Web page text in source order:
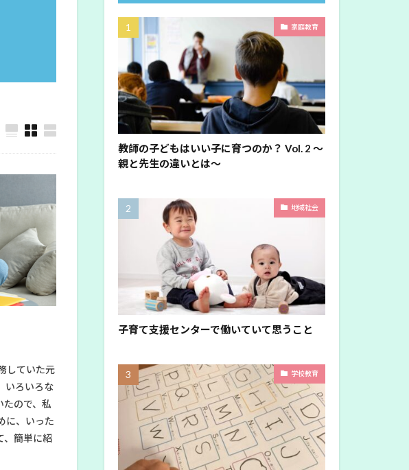
していた元
いろいろな
たので、私
に、いった
、簡単に紹
家庭教育
教師の子どもはいい子に育つのか？ Vol. 2 〜
親と先生の違いとは〜
地域社会
子育て支援センターで働いていて思うこと
学校教育